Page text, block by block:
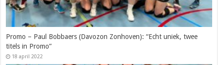
Promo – Paul Bobbaers (Davozon Zonhoven): “Echt uniek, twee
titels in Promo”
18 april 2022